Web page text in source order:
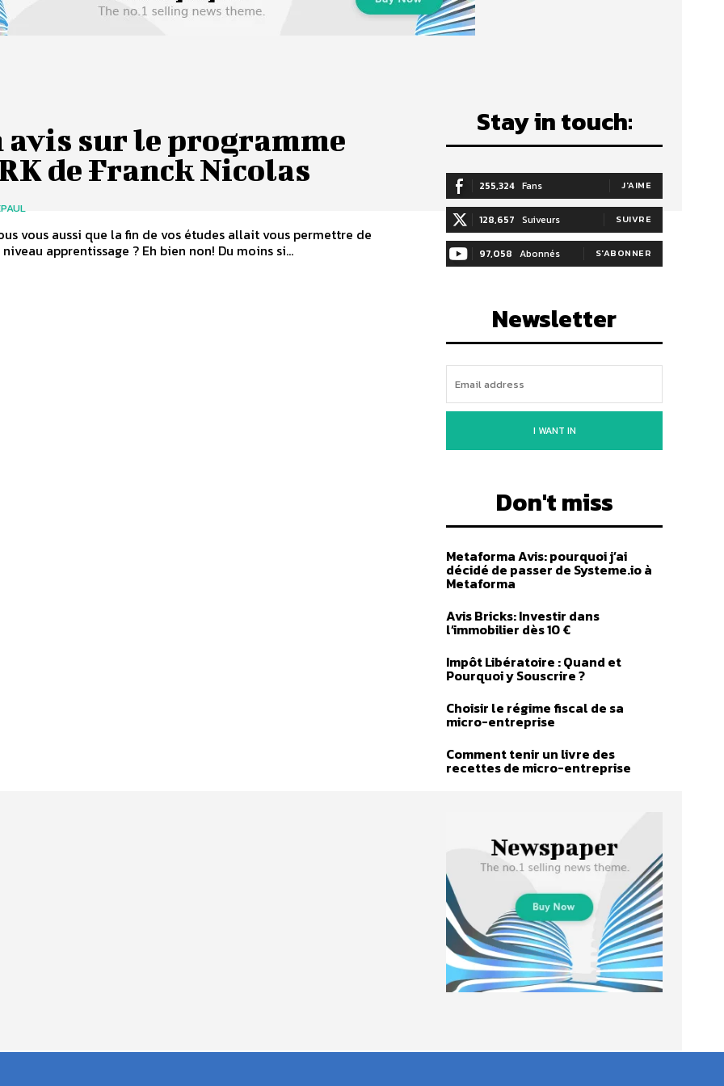
avis sur le programme
de Franck Nicolas
vous aussi que la fin de vos études allait vous permettre de
apprentissage ? Eh bien non! Du moins si...
Stay in touch:
255,324 Fans J'AIME
128,657 Suiveurs SUIVRE
97,058 Abonnés S'ABONNER
Newsletter
I WANT IN
Don't miss
Metaforma Avis: pourquoi j’ai
décidé de passer de Systeme.io à
Metaforma
Avis Bricks: Investir dans
l’immobilier dès 10 €
Impôt Libératoire : Quand et
Pourquoi y Souscrire ?
Choisir le régime fiscal de sa
micro-entreprise
Comment tenir un livre des
recettes de micro-entreprise